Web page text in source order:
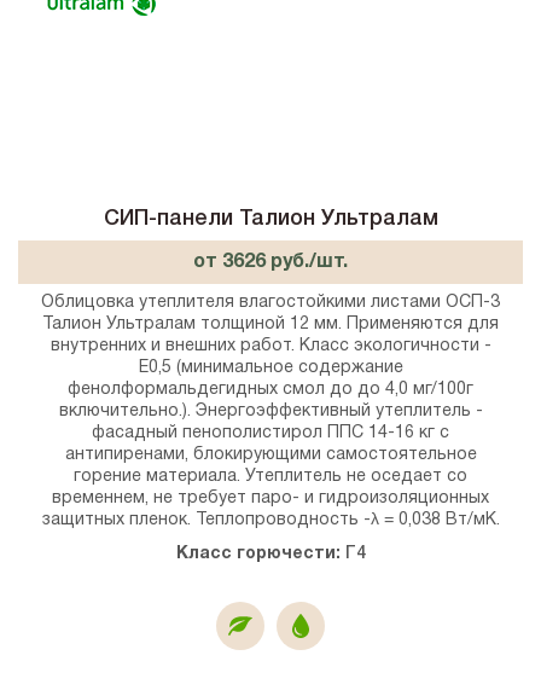
СИП-панели Талион Ультралам
от 3626 руб./шт.
Облицовка утеплителя влагостойкими листами ОСП-3
Талион Ультралам толщиной 12 мм. Применяются для
внутренних и внешних работ. Класс экологичности -
E0,5 (минимальное содержание
фенолформальдегидных смол до до 4,0 мг/100г
включительно.). Энергоэффективный утеплитель -
фасадный пенополистирол ППС 14-16 кг с
антипиренами, блокирующими самостоятельное
горение материала. Утеплитель не оседает со
временнем, не требует паро- и гидроизоляционных
защитных пленок. Теплопроводность -λ = 0,038 Вт/мК.
Класс горючести: Г4